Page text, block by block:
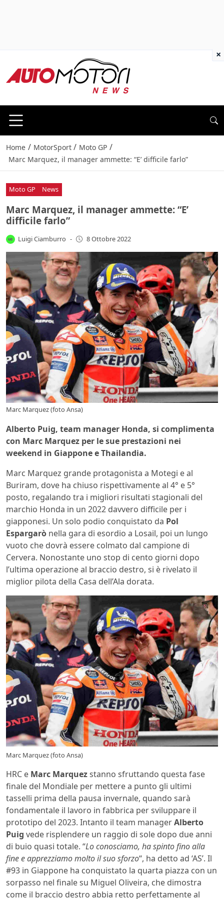
Home / MotorSport / Moto GP /
Marc Marquez, il manager ammette: “E’ difficile farlo”
Moto GP News
Marc Marquez, il manager ammette: “E’
difficile farlo”
Luigi Ciamburro - 8 Ottobre 2022
Marc Marquez (foto Ansa)
Alberto Puig, team manager Honda, si complimenta
con Marc Marquez per le sue prestazioni nei
weekend in Giappone e Thailandia.
Marc Marquez grande protagonista a Motegi e al
Buriram, dove ha chiuso rispettivamente al 4° e 5°
posto, regalando tra i migliori risultati stagionali del
marchio Honda in un 2022 davvero difficile per i
giapponesi. Un solo podio conquistato da Pol
Espargarò nella gara di esordio a Losail, poi un lungo
vuoto che dovrà essere colmato dal campione di
Cervera. Nonostante uno stop di cento giorni dopo
l’ultima operazione al braccio destro, si è rivelato il
miglior pilota della Casa dell’Ala dorata.
Marc Marquez (foto Ansa)
HRC e Marc Marquezstanno sfruttando questa fase
finale del Mondiale per mettere a punto gli ultimi
tasselli prima della pausa invernale, quando sarà
fondamentale il lavoro in fabbrica per sviluppare il
prototipo del 2023. Intanto il team managerAlberto
Puig vede risplendere un raggio di sole dopo due anni
di buio quasi totale. “Lo conosciamo, ha spinto fino alla
fine e apprezziamo molto il suo sforzo“, ha detto ad ‘AS’. Il
#93 in Giappone ha conquistato la quarta piazza con un
sorpasso nel finale su Miguel Oliveira, che dimostra
come il braccio destro abbia retto perfettamente al
×